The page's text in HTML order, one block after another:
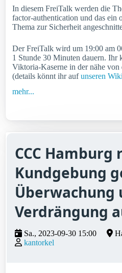
In diesem FreiTalk werden die
factor-authentication und das ein
Thema zur Sicherheit
Der FreiTalk wird um 19:00 am
1 Stunde 30 Minuten dauern. Ihr
Viktoria-Kaserne in der nähe von
(details könnt ihr aufunseren
mehr...
CCC Hamburg
Kundgebung
Überwachung
Verdrängung
Sa., 2023-09-30 15:00
kantorkel